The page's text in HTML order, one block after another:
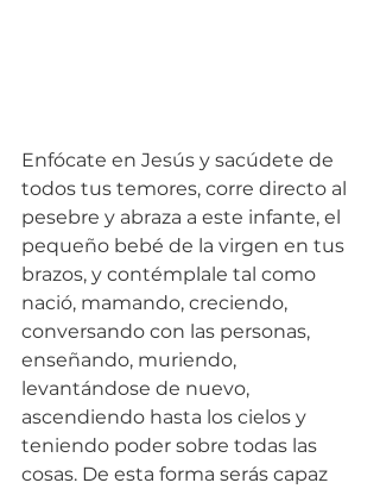
Enfócate en Jesús y sacúdete de
todos tus temores, corre directo al
pesebre y abraza a este infante, el
pequeño bebé de la virgen en tus
brazos, y contémplale tal como
nació, mamando, creciendo,
conversando con las personas,
enseñando, muriendo,
levantándose de nuevo,
ascendiendo hasta los cielos y
teniendo poder sobre todas las
cosas. De esta forma serás capaz